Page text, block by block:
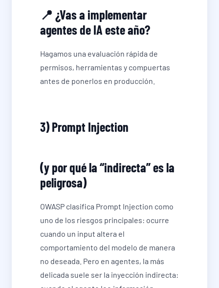
📍 ¿Vas a implementar
agentes de IA este año?
Hagamos una evaluación rápida de
permisos, herramientas y compuertas
antes de ponerlos en producción.
3) Prompt Injection
(y por qué la “indirecta” es la
peligrosa)
OWASP clasifica Prompt Injection como
uno de los riesgos principales: ocurre
cuando un input altera el
comportamiento del modelo de manera
no deseada. Pero en agentes, la más
delicada suele ser la inyección indirecta: